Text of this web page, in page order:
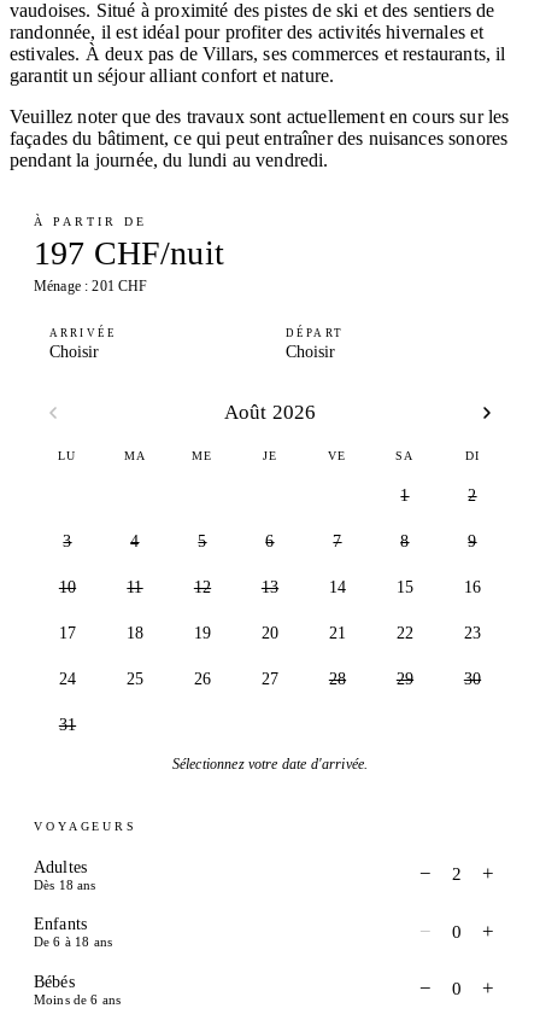
vaudoises. Situé à proximité des pistes de ski et des sentiers de
randonnée, il est idéal pour profiter des activités hivernales et
estivales. À deux pas de Villars, ses commerces et restaurants, il
garantit un séjour alliant confort et nature.
Veuillez noter que des travaux sont actuellement en cours sur les
façades du bâtiment, ce qui peut entraîner des nuisances sonores
pendant la journée, du lundi au vendredi.
À PARTIR DE
197 CHF/nuit
Ménage : 201 CHF
ARRIVÉE
Choisir
DÉPART
Choisir
Août 2026
LU MA ME JE VE SA DI
1 2
3 4 5 6 7 8 9
10 11 12 13 14 15 16
17 18 19 20 21 22 23
24 25 26 27 28 29 30
31
Sélectionnez votre date d'arrivée.
VOYAGEURS
Adultes
Dès 18 ans − 2 +
Enfants
De 6 à 18 ans − 0 +
Bébés
Moins de 6 ans − 0 +